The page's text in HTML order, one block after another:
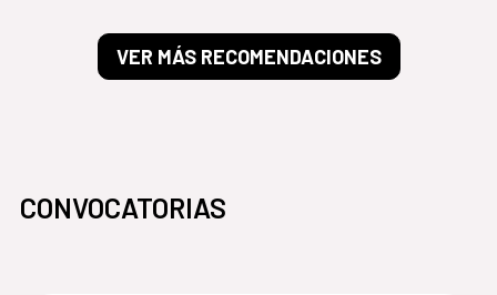
VER MÁS RECOMENDACIONES
CONVOCATORIAS